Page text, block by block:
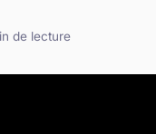
de lecture